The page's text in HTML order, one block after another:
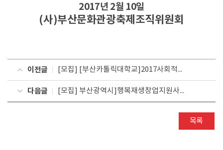
2017년 2월 10일
(사)부산문화관광축제조직위원회
이전글 [모집] [부산카톨릭대학교]2017사회적기업리더과정 수강생 모집
다음글 [모집] 부산광역시]행복재생창업지원사업 참여업체(소상공인) 모집
목록